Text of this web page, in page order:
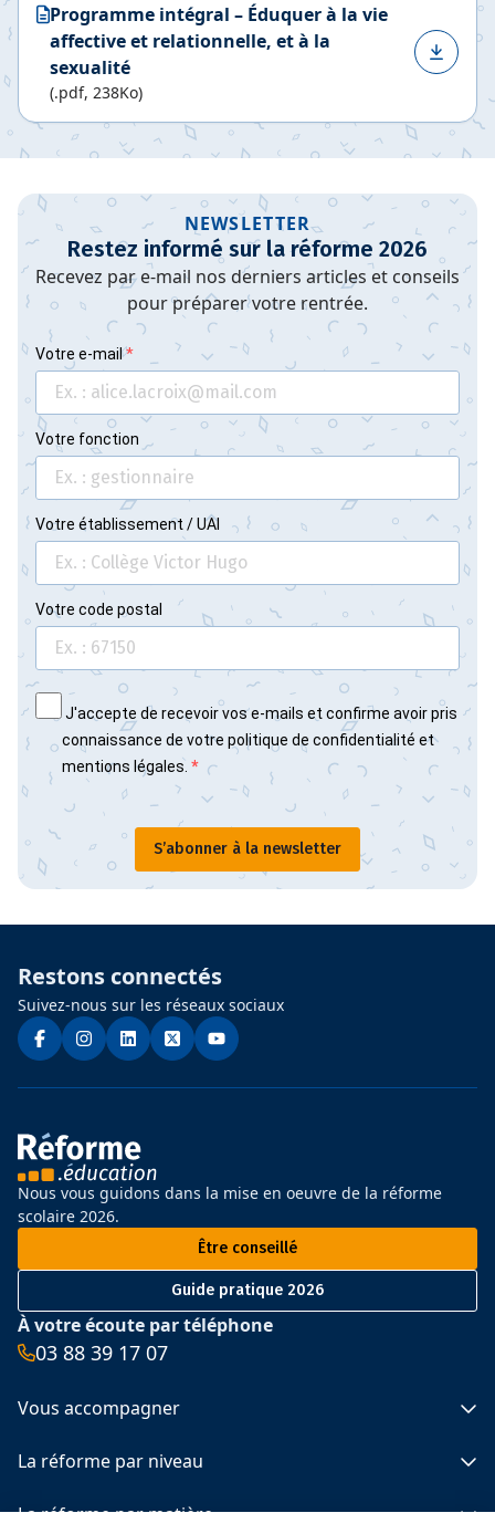
Programme intégral – Éduquer à la vie
affective et relationnelle, et à la
sexualité
(.pdf, 238Ko)
NEWSLETTER
Restez informé sur la réforme 2026
Recevez par e-mail nos derniers articles et conseils
pour préparer votre rentrée.
Votre e-mail
Votre fonction
Votre établissement / UAI
Votre code postal
J'accepte de recevoir vos e-mails et confirme avoir pris
connaissance de votre politique de confidentialité et
mentions légales.
S’abonner à la newsletter
Restons connectés
Suivez-nous sur les réseaux sociaux
Nous vous guidons dans la mise en oeuvre de la réforme
scolaire 2026.
Être conseillé
Guide pratique 2026
À votre écoute par téléphone
03 88 39 17 07
Vous accompagner
Spécimens 2025 et 2026
Le calendrier de la réforme
Les programmes officiels
La réforme par niveau
Primaire
La réforme par matière